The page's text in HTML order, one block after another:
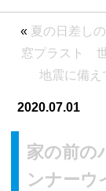
« 夏の日差し
窓プラスト
地震に備え
2020.07.01
家の前の
ンナー